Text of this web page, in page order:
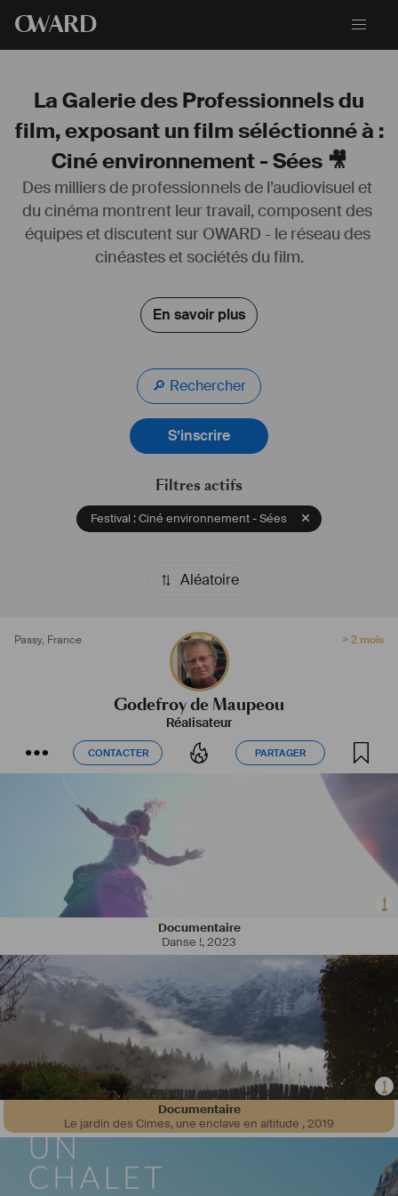
OWARD
La Galerie des Professionnels du
film, exposant un film séléctionné à :
Ciné environnement - Sées 🎥
Des milliers de professionnels de l’audiovisuel et
du cinéma montrent leur travail, composent des
équipes et discutent sur OWARD - le réseau des
cinéastes et sociétés du film.
En savoir plus
🔎 Rechercher
S’inscrire
Filtres actifs
Festival : Ciné environnement - Sées
Aléatoire
Passy, France > 2 mois
Godefroy de Maupeou
Réalisateur
CONTACTER PARTAGER
CONTACTER PARTAGER
Documentaire
Danse !,2023
Documentaire
Le jardin des Cimes, une enclave en altitude ,2019